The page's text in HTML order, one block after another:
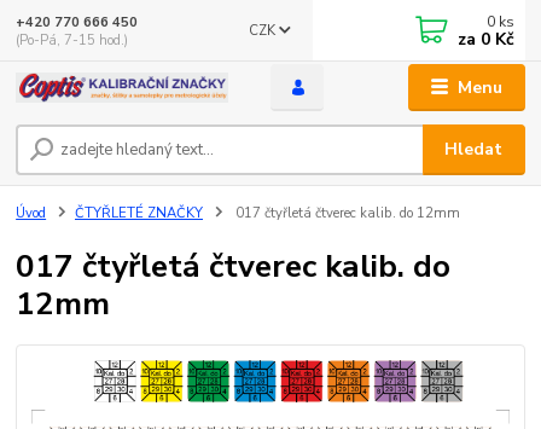
Menu
CZK
Hledat
+420 770 666 450
(Po-Pá, 7-15 hod.)
0 ks
za 0 Kč
Úvod ČTYŘLETÉ ZNAČKY 017 čtyřletá čtverec kalib. do 12mm
017 čtyřletá čtverec kalib. do
12mm